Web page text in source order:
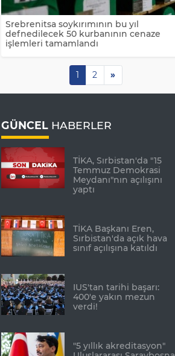
Srebrenitsa soykırımının bu yıl
defnedilecek 50 kurbanının cenaze
işlemleri tamamlandı
1 2 »
GÜNCEL HABERLER
TİKA, Sırbistan'da "15
Temmuz Demokrasi
Meydanı"nın açılışını
yaptı
TİKA Başkanı Eren,
Sırbistan'da açık hava
sınıf açılışına katıldı
IUS'tan tarihi başarı:
400'e yakın mezun
verdi!
"5 yıllık akreditasyon"